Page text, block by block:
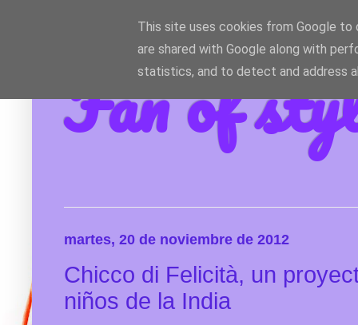
Fan of
martes, 20 de noviembre de 2012
Chicco di Felicità, un
niños de la India
This site uses cookies from Google to
are shared with Google along with
statistics, and to detect and address